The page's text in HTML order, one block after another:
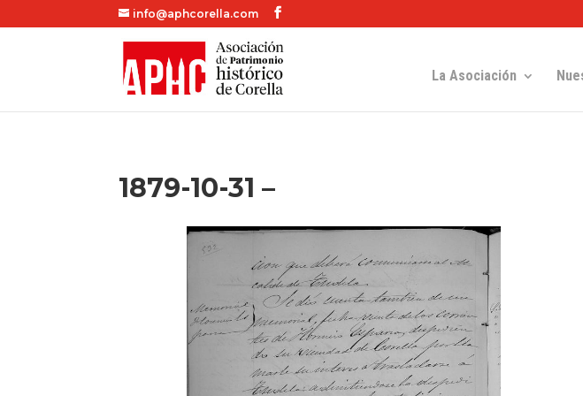
info@aphcorella.com
La Asociación
1879-10-31 –